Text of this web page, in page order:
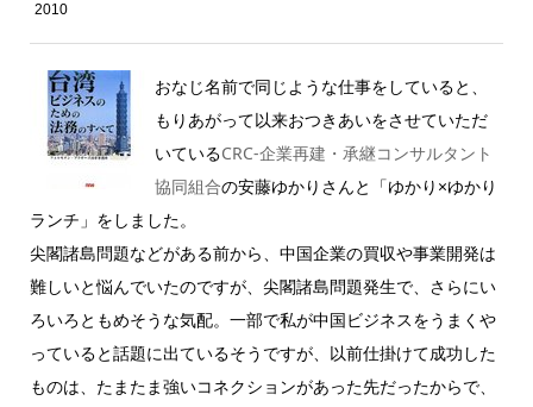
2010
おなじ名前で同じような仕事をしていると、
もりあがって以来おつきあいをさせていただ
いているCRC-企業再建・承継コンサルタント
協同組合の安藤ゆかりさんと「ゆかり×ゆかり
ランチ」をしました。
尖閣諸島問題などがある前から、中国企業の買収や事業開発は
難しいと悩んでいたのですが、尖閣諸島問題発生で、さらにい
ろいろともめそうな気配。一部で私が中国ビジネスをうまくや
っていると話題に出ているそうですが、以前仕掛けて成功した
ものは、たまたま強いコネクションがあった先だったからで、